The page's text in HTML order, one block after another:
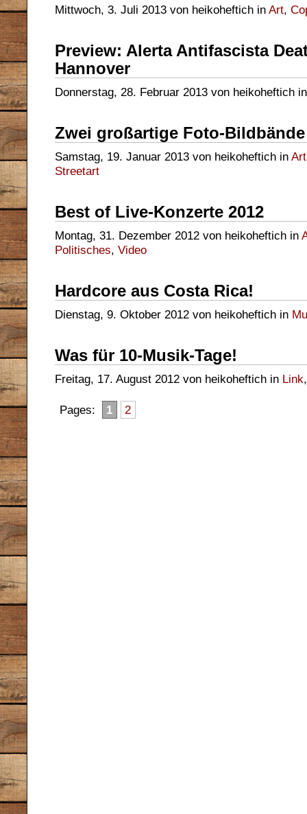
Mittwoch, 3. Juli 2013 von heikoheftich in Art,
Preview: Alerta Antifascista
Hannover
Donnerstag, 28. Februar 2013 von heikoheftich
Zwei großartige Foto-
Samstag, 19. Januar 2013 von heikoheftich in Art
Streetart
Best of Live-Konzerte 2012
Montag, 31. Dezember 2012 von heikoheftich in
Politisches, Video
Hardcore aus Costa Rica!
Dienstag, 9. Oktober 2012 von heikoheftich in
Was für 10-Musik-Tage!
Freitag, 17. August 2012 von heikoheftich in Link
Pages: 1 2